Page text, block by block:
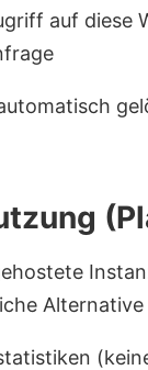
auf diese